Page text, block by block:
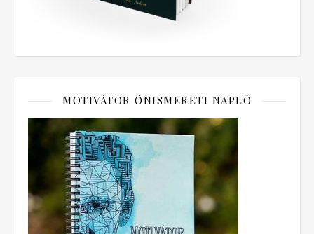
MOTIVÁTOR ÖNISMERETI NAPLÓ